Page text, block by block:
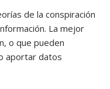
de la conspiración
La mejor
o que pueden
aportar datos